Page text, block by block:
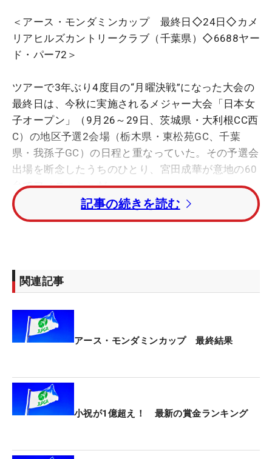
＜アース・モンダミンカップ 最終日◇24日◇カメ
リアヒルズカントリークラブ（千葉県）◇6688ヤー
ド・パー72＞
ツアーで3年ぶり4度目の“月曜決戦”になった大会の
最終日は、今秋に実施されるメジャー大会「日本女
子オープン」（9月26～29日、茨城県・大利根CC西
C）の地区予選2会場（栃木県・東松苑GC、千葉
県・我孫子GC）の日程と重なっていた。その予選会
出場を断念したうちのひとり、宮田成華が意地の60
台でフィニッシュだ。
トータル1アンダー・42位タイからスタートする
を決めて3連続バーディ。その後も7番、8番で連続
バーディと、ハーフ「31」のラウンドでリーダーボ
にいかないと狙えないし、フライヤーも出てしま
う」というインコースで2つ落とし、最終的にはト
円を稼いだ。
強い雨により大会2日目に行われた第2ラウンド
ールに大幅な狂いが出た今大会。当初は第3Rと最終
記事の続きを読む
関連記事
アース・モンダミンカップ 最終結果
小祝が1億超え！ 最新の賞金ランキング